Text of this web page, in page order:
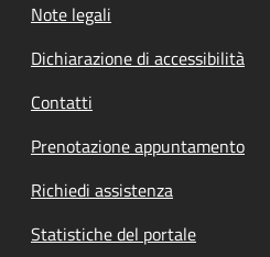
Note legali
Dichiarazione di accessibilità
Contatti
Prenotazione appuntamento
Richiedi assistenza
Statistiche del portale